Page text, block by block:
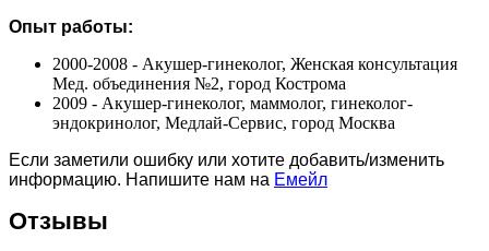
Опыт работы:
2000-2008 - Акушер-гинеколог, Женская консультация
Мед. объединения №2, город Кострома
2009 - Акушер-гинеколог, маммолог, гинеколог-
эндокринолог, Медлай-Сервис, город Москва
Если заметили ошибку или хотите добавить/изменить
информацию. Напишите нам на Емейл
Отзывы